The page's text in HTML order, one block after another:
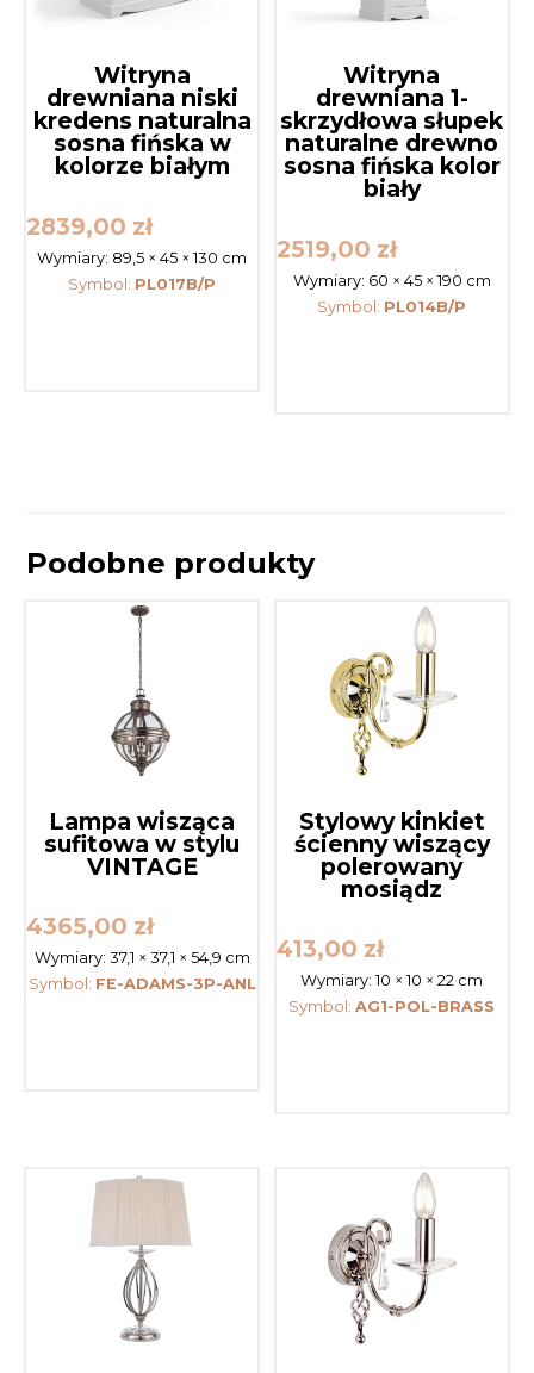
Witryna
drewniana niski
kredens naturalna
sosna fińska w
kolorze białym
2839,00 zł
Wymiary: 89,5 × 45 × 130 cm
Symbol: PL017B/P
Witryna
drewniana 1-
skrzydłowa słupek
naturalne drewno
sosna fińska kolor
biały
2519,00 zł
Wymiary: 60 × 45 × 190 cm
Symbol: PL014B/P
Podobne produkty
Lampa wisząca
sufitowa w stylu
VINTAGE
4365,00 zł
Wymiary: 37,1 × 37,1 × 54,9 cm
Symbol: FE-ADAMS-3P-ANL
Stylowy kinkiet
ścienny wiszący
polerowany
mosiądz
413,00 zł
Wymiary:10 × 10 × 22 cm
Symbol:AG1-POL-BRASS